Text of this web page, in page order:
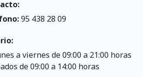
95 438 28 09
a viernes de 09:00 a 21:00 horas
de 09:00 a 14:00 horas